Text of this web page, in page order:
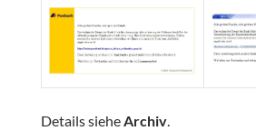
Details sieheArchiv.